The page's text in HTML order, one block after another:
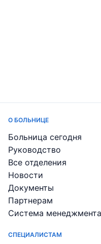
О БОЛЬНИЦЕ
Больница сегодня
Руководство
Все отделения
Новости
Документы
Партнерам
Система
СПЕЦИАЛИСТАМ